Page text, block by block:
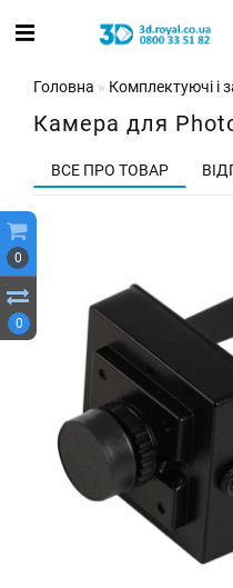
0
0
Головна Комплектуючі і
Камера для
ВСЕ ПРО ТОВАР